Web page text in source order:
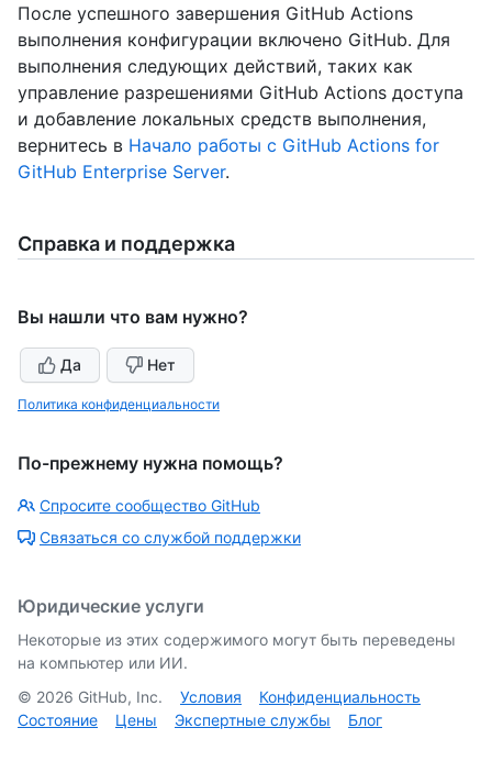
После успешного завершения GitHub Actions
выполнения конфигурации включено GitHub. Для
выполнения следующих действий, таких как
управление разрешениями GitHub Actions доступа
и добавление локальных средств выполнения,
вернитесь в Начало работы с GitHub Actions for
GitHub Enterprise Server.
Справка и поддержка
Вы нашли что вам нужно?
Да Нет
Политика конфиденциальности
По-прежнему нужна помощь?
Спросите сообщество GitHub
Связаться со службой поддержки
Юридические услуги
Некоторые из этих содержимого могут быть переведены
на компьютер или ИИ.
© 2026 GitHub, Inc. Условия
Конфиденциальность
Состояние
Цены Экспертные службы Блог